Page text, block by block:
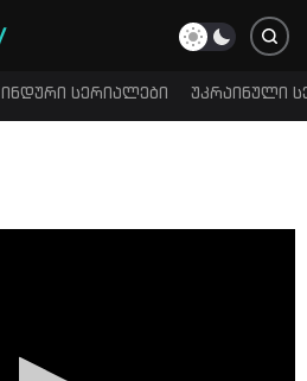
ინდური სერიალები უკრაინული